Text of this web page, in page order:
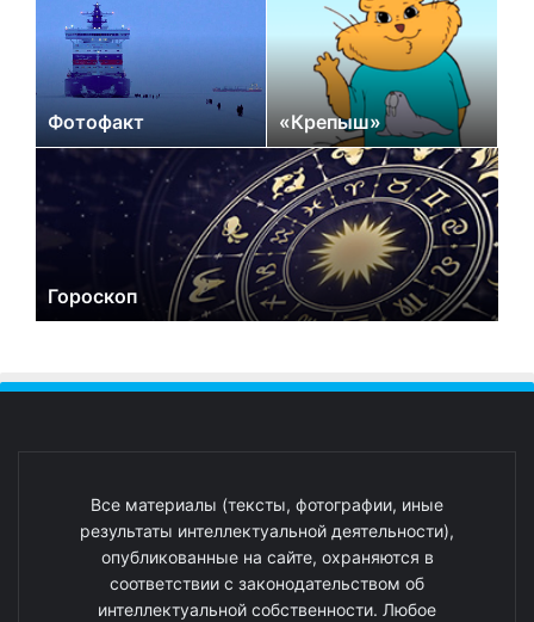
Фотофакт «Крепыш»
Гороскоп
Все материалы (тексты, фотографии, иные
результаты интеллектуальной деятельности),
опубликованные на сайте, охраняются в
соответствии с законодательством об
интеллектуальной собственности. Любое